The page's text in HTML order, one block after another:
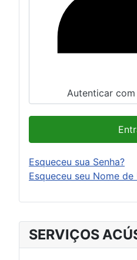
SERVIÇOS
Autenticar
Esqueceu sua Senha?
Esqueceu seu Nome de